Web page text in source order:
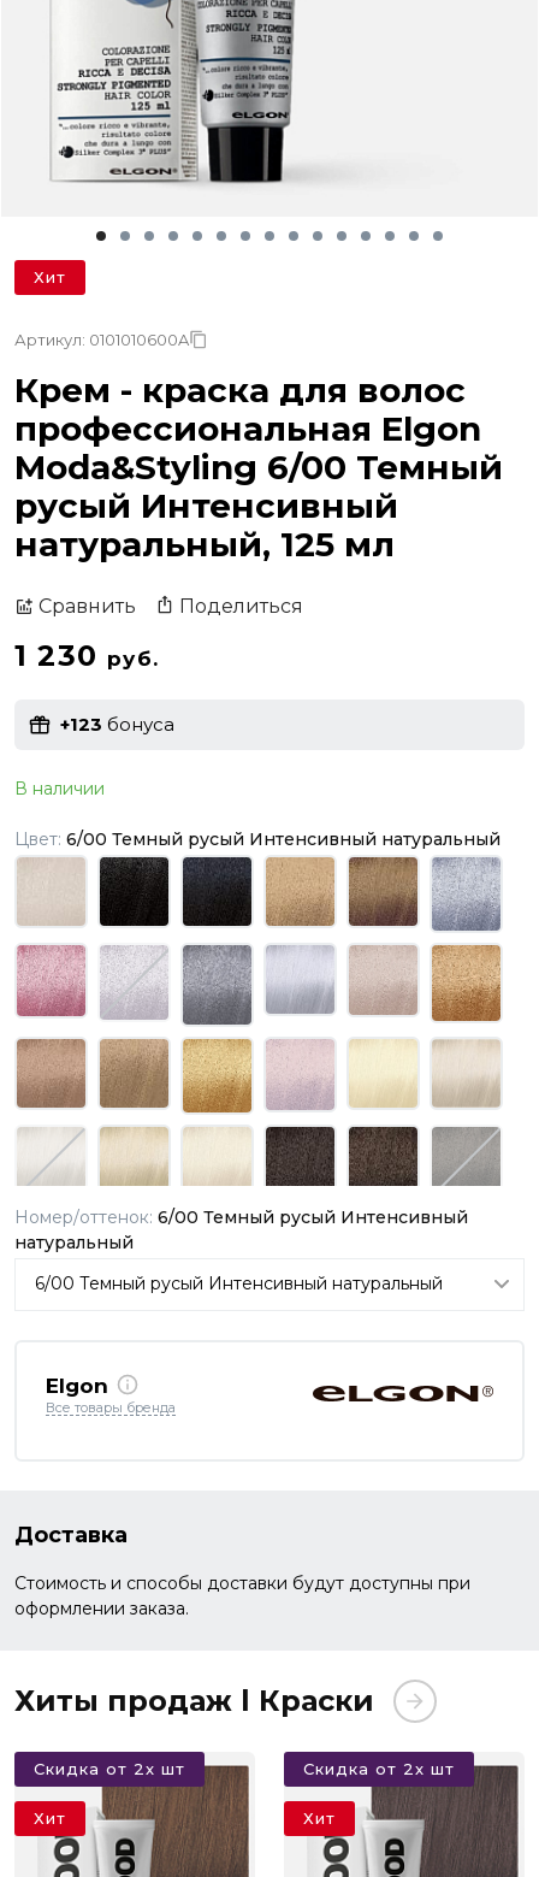
Хит
Артикул: 0101010600A
Крем - краска для волос
профессиональная Elgon
Moda&Styling 6/00 Темный
русый Интенсивный
натуральный, 125 мл
Сравнить Поделиться
1 230 руб.
+123 бонуса
В наличии
Цвет: 6/00 Темный русый Интенсивный натуральный
Номер/оттенок: 6/00 Темный русый Интенсивный
натуральный
Elgon
Все товары бренда
Доставка
Стоимость и способы доставки будут доступны при
оформлении заказа.
Хиты продаж l Краски
Скидка от 2х шт
Хит
Скидка от 2х шт
Хит